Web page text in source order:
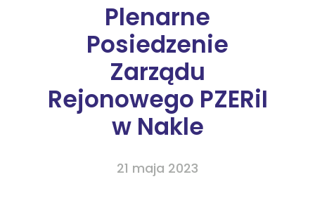
21 maja 2023
Plenarne
Posiedzenie
Zarządu
Rejonowego PZERiI
w Nakle